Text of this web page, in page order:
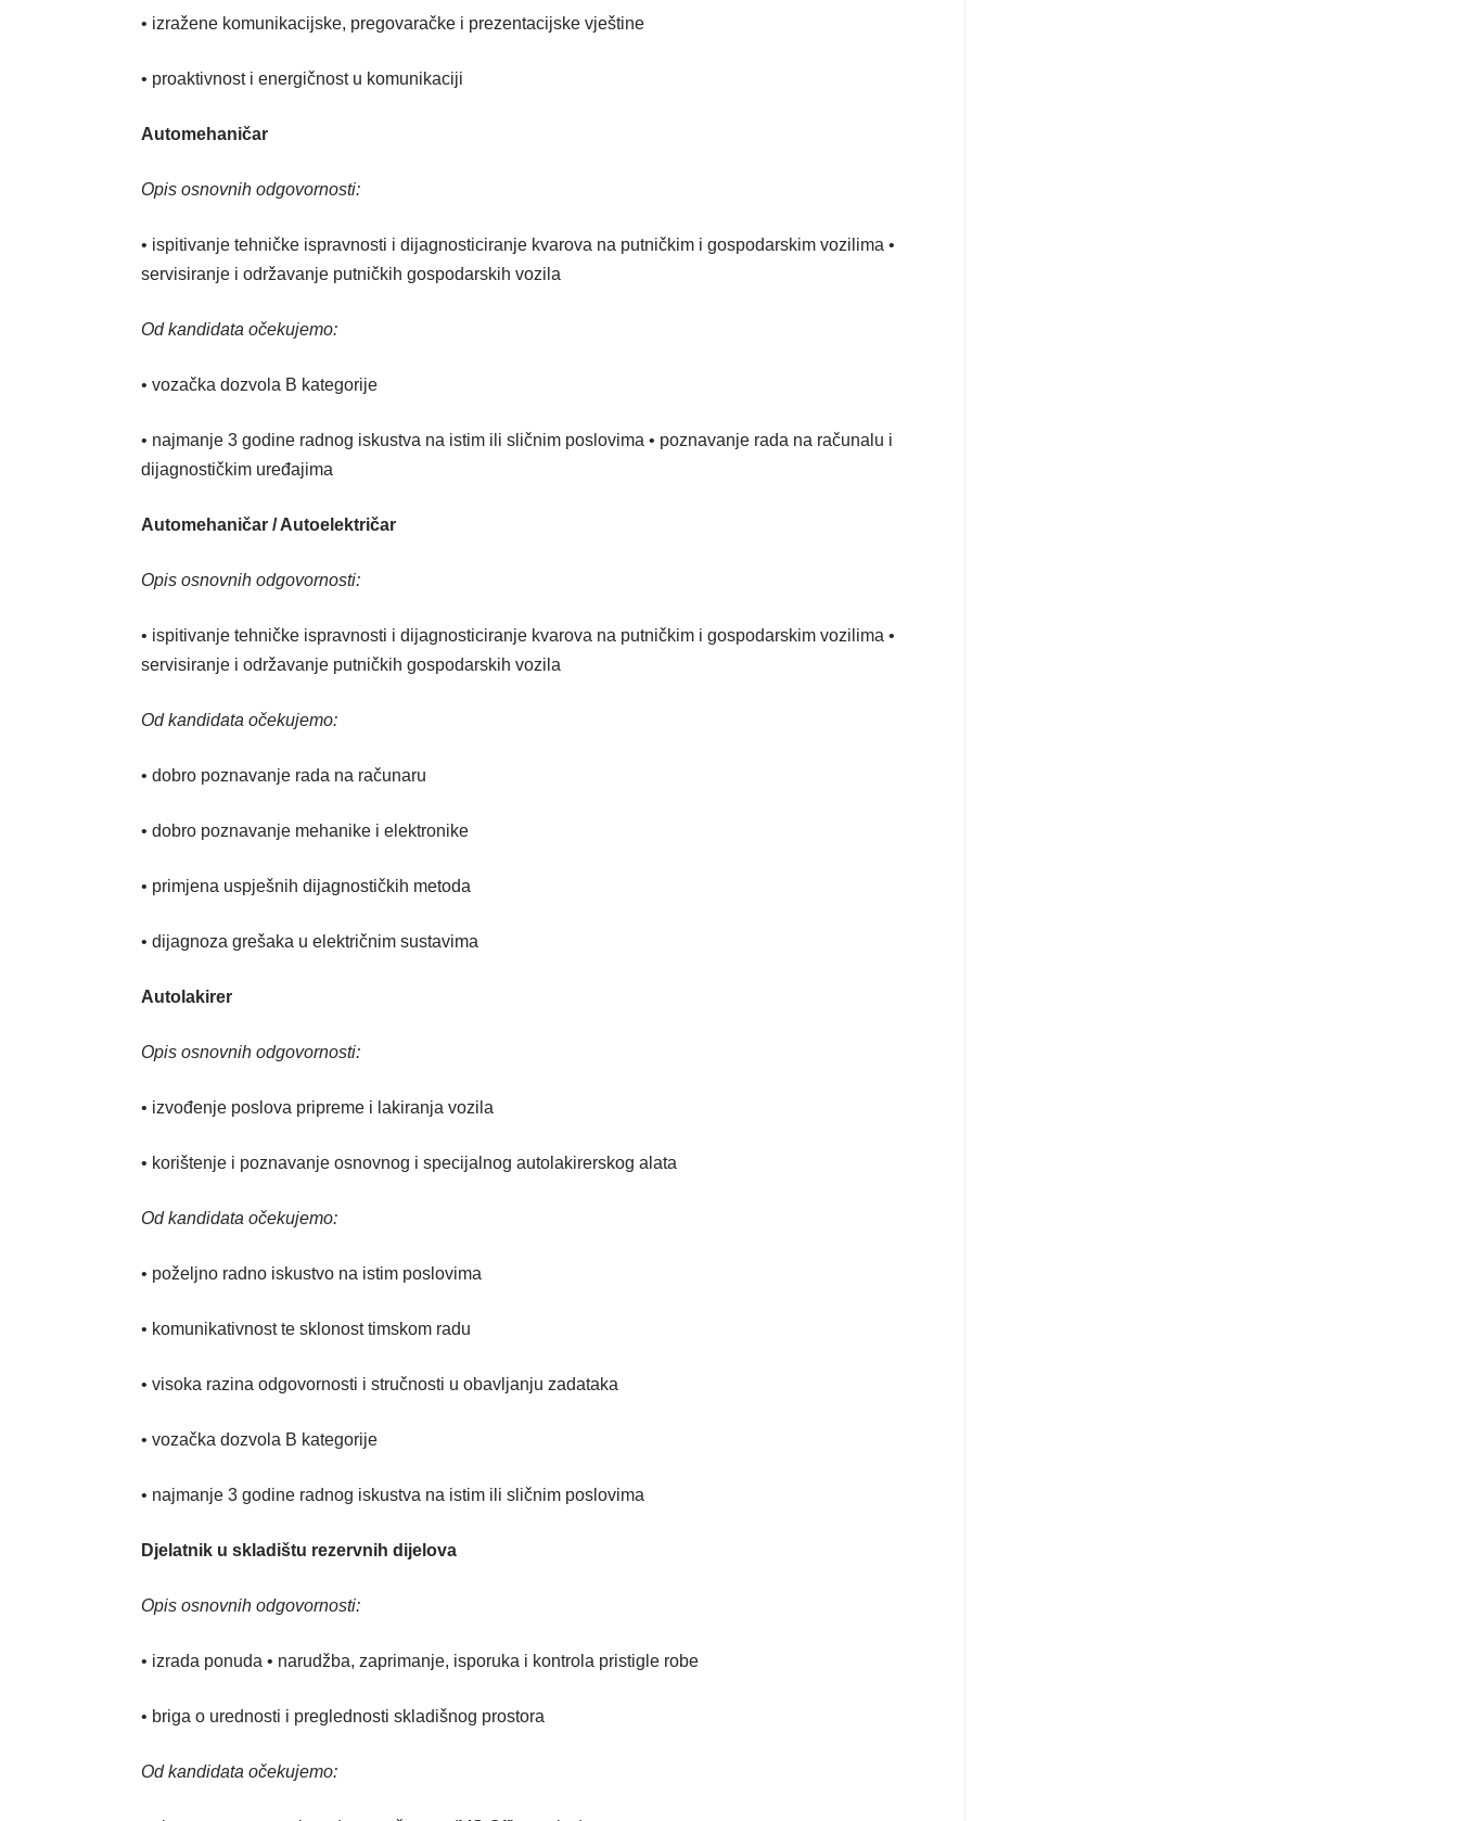
• izražene komunikacijske, pregovaračke i prezentacijske vještine
• proaktivnost i energičnost u komunikaciji
Automehaničar
Opis osnovnih odgovornosti:
• ispitivanje tehničke ispravnosti i dijagnosticiranje kvarova na putničkim i gospodarskim vozilima •
servisiranje i održavanje putničkih gospodarskih vozila
Od kandidata očekujemo:
• vozačka dozvola B kategorije
• najmanje 3 godine radnog iskustva na istim ili sličnim poslovima • poznavanje rada na računalu i
dijagnostičkim uređajima
Automehaničar / Autoelektričar
Opis osnovnih odgovornosti:
• ispitivanje tehničke ispravnosti i dijagnosticiranje kvarova na putničkim i gospodarskim vozilima •
servisiranje i održavanje putničkih gospodarskih vozila
Od kandidata očekujemo:
• dobro poznavanje rada na računaru
• dobro poznavanje mehanike i elektronike
• primjena uspješnih dijagnostičkih metoda
• dijagnoza grešaka u električnim sustavima
Autolakirer
Opis osnovnih odgovornosti:
• izvođenje poslova pripreme i lakiranja vozila
• korištenje i poznavanje osnovnog i specijalnog autolakirerskog alata
Od kandidata očekujemo:
• poželjno radno iskustvo na istim poslovima
• komunikativnost te sklonost timskom radu
• visoka razina odgovornosti i stručnosti u obavljanju zadataka
• vozačka dozvola B kategorije
• najmanje 3 godine radnog iskustva na istim ili sličnim poslovima
Djelatnik u skladištu rezervnih dijelova
Opis osnovnih odgovornosti:
• izrada ponuda • narudžba, zaprimanje, isporuka i kontrola pristigle robe
• briga o urednosti i preglednosti skladišnog prostora
Od kandidata očekujemo: